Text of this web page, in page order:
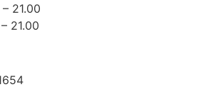
21.00
21.00